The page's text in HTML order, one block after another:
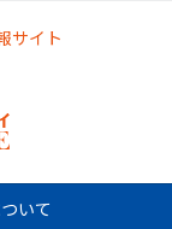
サイト
いて